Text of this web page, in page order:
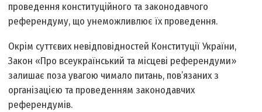
проведення конституційного та законодавчого
референдуму, що унеможливлює їх проведення.
Окрім суттєвих невідповідностей Конституції України,
Закон «Про всеукраїнський та місцеві референдуми»
залишає поза увагою чимало питань, пов’язаних з
організацією та проведенням законодавчих
референдумів.